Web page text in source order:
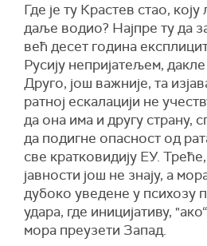
Где је ту Крастев стао,
даље водио? Најпре ту да
већ десет година
Русију непријатељем,
Друго, још важније, та
ратној ескалацији не
да она има и другу страну,
да подигне опасност од
све кратковидију ЕУ.
јавности још не знају, а
дубоко уведене у психозу
удара, где иницијативу,
мора преузети Запад.